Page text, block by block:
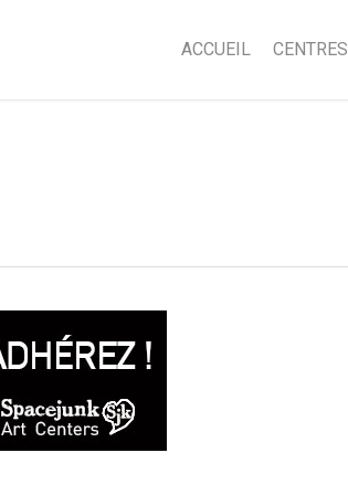
ACCUEIL CENTRES